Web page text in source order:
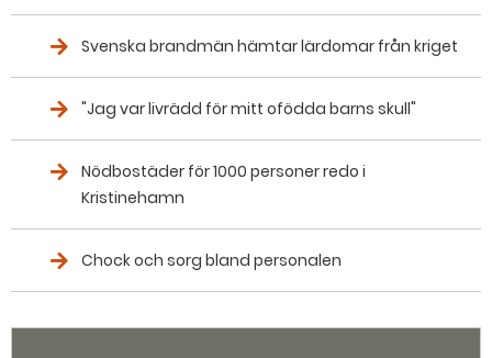
Svenska brandmän hämtar lärdomar från kriget
"Jag var livrädd för mitt ofödda barns skull"
Nödbostäder för 1000 personer redo i
Kristinehamn
Chock och sorg bland personalen